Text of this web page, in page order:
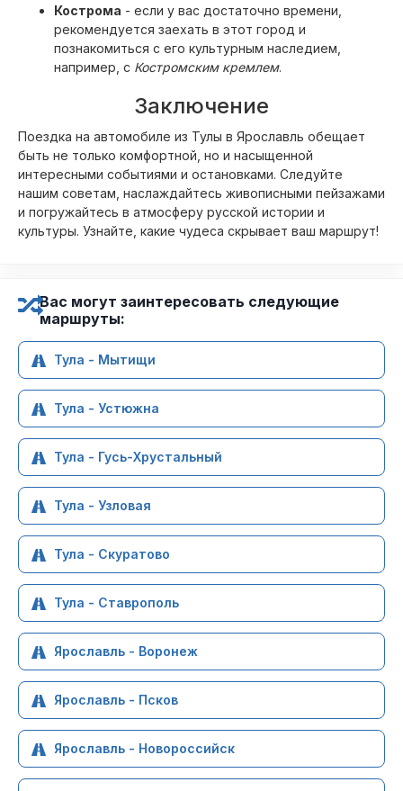
Кострома - если у вас достаточно времени,
рекомендуется заехать в этот город и
познакомиться с его культурным наследием,
например, с Костромским кремлем.
Заключение
Поездка на автомобиле из Тулы в Ярославль обещает
быть не только комфортной, но и насыщенной
интересными событиями и остановками. Следуйте
нашим советам, наслаждайтесь живописными пейзажами
и погружайтесь в атмосферу русской истории и
культуры. Узнайте, какие чудеса скрывает ваш маршрут!
Вас могут заинтересовать следующие
маршруты:
Тула - Мытищи
Тула - Устюжна
Тула - Гусь-Хрустальный
Тула - Узловая
Тула - Скуратово
Тула - Ставрополь
Ярославль - Воронеж
Ярославль - Псков
Ярославль - Новороссийск